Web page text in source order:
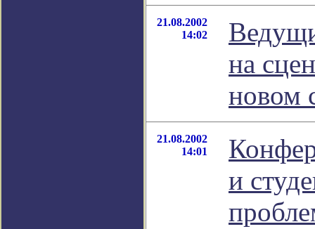
21.08.2002
14:02
на
новом
21.08.2002
14:01
и